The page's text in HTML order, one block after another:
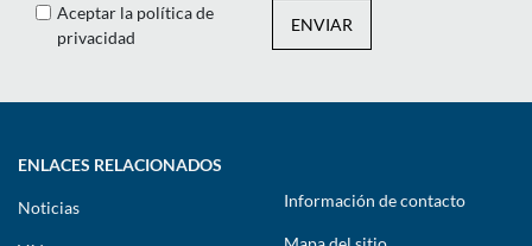
Aceptar la política de
privacidad
ENVIAR
ENLACES RELACIONADOS
Noticias Información de contacto